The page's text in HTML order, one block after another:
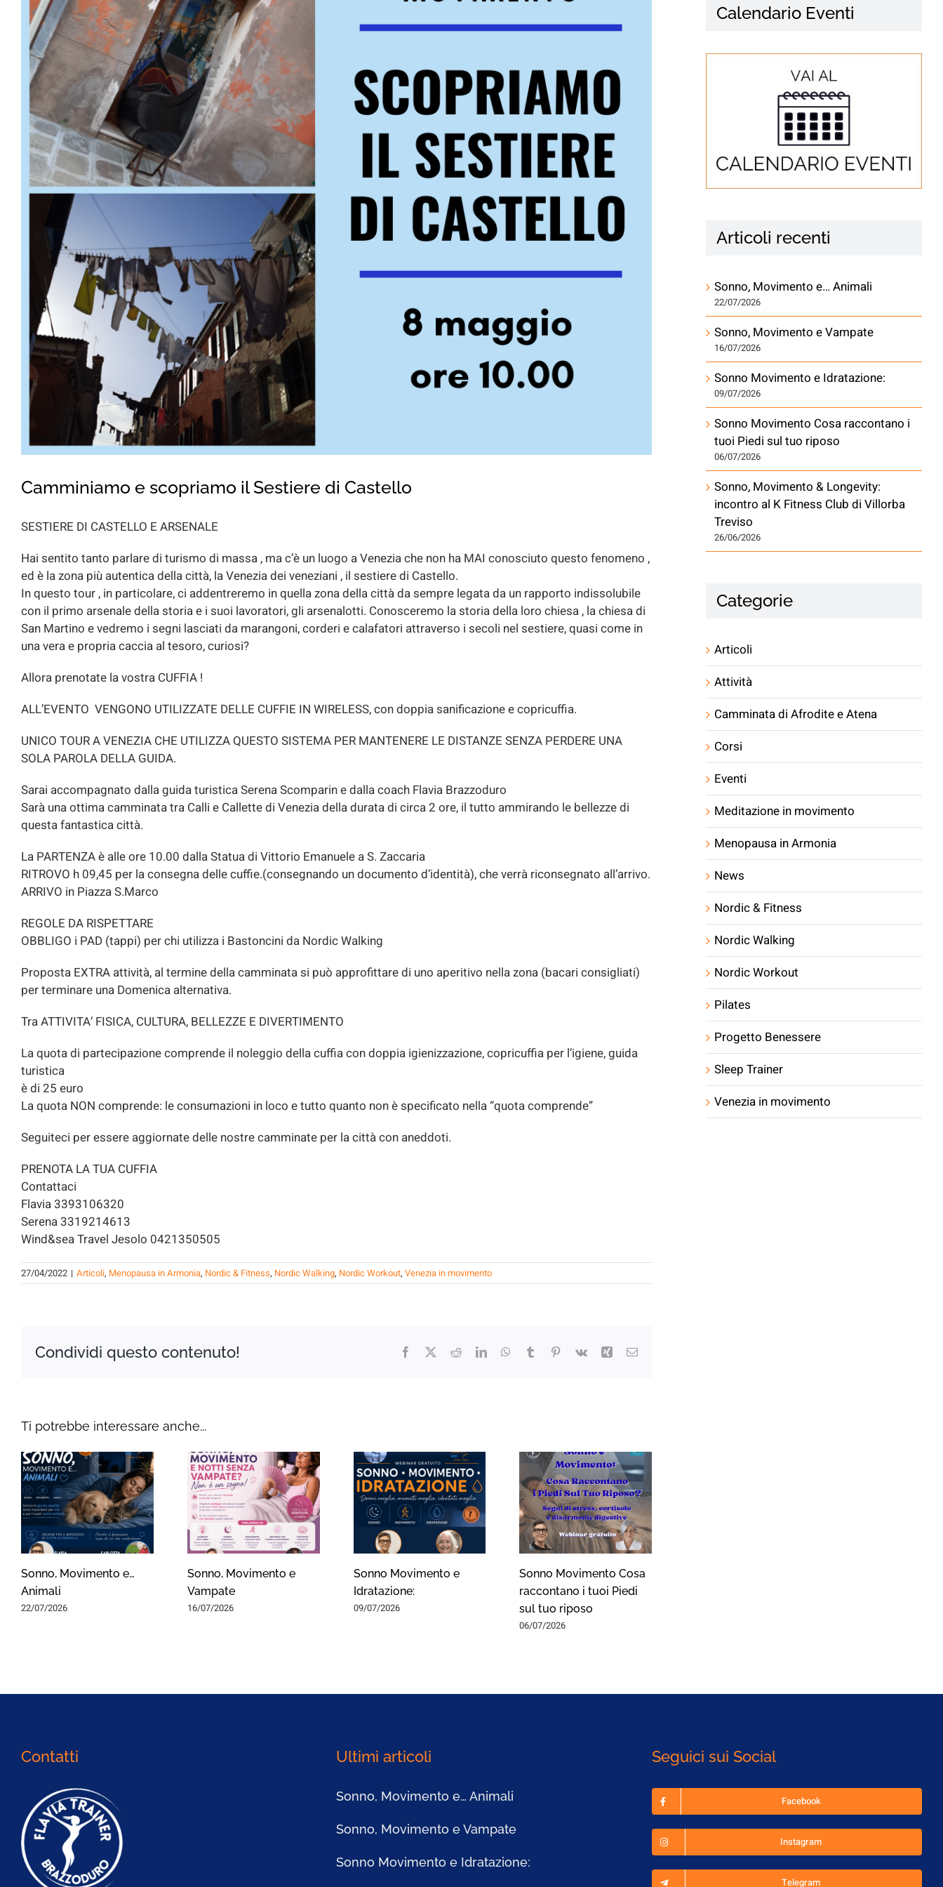
Camminiamo e scopriamo il Sestiere di Castello
SESTIERE DI CASTELLO E ARSENALE
Hai sentito tanto parlare di turismo di massa , ma c’è un luogo a Venezia che non ha MAI conosciuto questo fenomeno ,
ed è la zona più autentica della città, la Venezia dei veneziani , il sestiere di Castello.
In questo tour , in particolare, ci addentreremo in quella zona della città da sempre legata da un rapporto indissolubile
con il primo arsenale della storia e i suoi lavoratori, gli arsenalotti. Conosceremo la storia della loro chiesa , la chiesa di
San Martino e vedremo i segni lasciati da marangoni, corderi e calafatori attraverso i secoli nel sestiere, quasi come in
una vera e propria caccia al tesoro, curiosi?
Allora prenotate la vostra CUFFIA !
ALL’EVENTO VENGONO UTILIZZATE DELLE CUFFIE IN WIRELESS, con doppia sanificazione e copricuffia.
UNICO TOUR A VENEZIA CHE UTILIZZA QUESTO SISTEMA PER MANTENERE LE DISTANZE SENZA PERDERE UNA
SOLA PAROLA DELLA GUIDA.
Sarai accompagnato dalla guida turistica Serena Scomparin e dalla coach Flavia Brazzoduro
Sarà una ottima camminata tra Calli e Callette di Venezia della durata di circa 2 ore, il tutto ammirando le bellezze di
questa fantastica città.
La PARTENZA è alle ore 10.00 dalla Statua di Vittorio Emanuele a S. Zaccaria
RITROVO h 09,45 per la consegna delle cuffie.(consegnando un documento d’identità), che verrà riconsegnato all’arrivo.
ARRIVO in Piazza S.Marco
REGOLE DA RISPETTARE
OBBLIGO i PAD (tappi) per chi utilizza i Bastoncini da Nordic Walking
Proposta EXTRA attività, al termine della camminata si può approfittare di uno aperitivo nella zona (bacari consigliati)
per terminare una Domenica alternativa.
Tra ATTIVITA’ FISICA, CULTURA, BELLEZZE E DIVERTIMENTO
La quota di partecipazione comprende il noleggio della cuffia con doppia igienizzazione, copricuffia per l’igiene, guida
turistica
è di 25 euro
La quota NON comprende: le consumazioni in loco e tutto quanto non è specificato nella “quota comprende”
Seguiteci per essere aggiornate delle nostre camminate per la città con aneddoti.
PRENOTA LA TUA CUFFIA
Contattaci
Flavia 3393106320
Serena 3319214613
Wind&sea Travel Jesolo 0421350505
27/04/2022 | Articoli, Menopausa in Armonia, Nordic & Fitness, Nordic Walking, Nordic Workout, Venezia in movimento
Condividi questo contenuto! Facebook
X RedditLinkedInWhatsApp
TumblrPinterest
Vk Xing Email
Ti potrebbe interessare anche...
Sonno, Movimento e…
Animali
22/07/2026
Sonno, Movimento e
Vampate
16/07/2026
Sonno Movimento e
Idratazione:
09/07/2026
Sonno Movimento Cosa
raccontano i tuoi Piedi
sul tuo riposo
06/07/2026
Calendario Eventi
Articoli recenti
Sonno, Movimento e… Animali
22/07/2026
Sonno, Movimento e Vampate
16/07/2026
Sonno Movimento e Idratazione:
09/07/2026
Sonno Movimento Cosa raccontano i
tuoi Piedi sul tuo riposo
06/07/2026
Sonno, Movimento & Longevity:
incontro al K Fitness Club di Villorba
Treviso
26/06/2026
Categorie
Articoli
Attività
Camminata di Afrodite e Atena
Corsi
Eventi
Meditazione in movimento
Menopausa in Armonia
News
Nordic & Fitness
Nordic Walking
Nordic Workout
Pilates
Progetto Benessere
Sleep Trainer
Venezia in movimento
Contatti Ultimi articoli
Sonno, Movimento e… Animali
Sonno, Movimento e Vampate
Sonno Movimento e Idratazione:
Seguici sui Social
Facebook
Instagram
Telegram